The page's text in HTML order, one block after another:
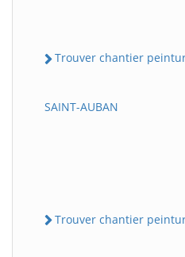
Trouver chantier
SAINT-AUBAN
Trouver chantier